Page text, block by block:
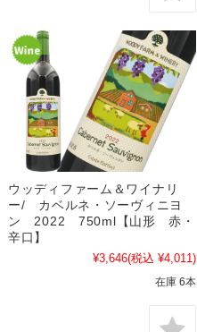
ウッディファーム＆ワイナリ
ー/ カベルネ・ソーヴィニヨ
ン 2022 750ml【山形 赤・
辛口】
¥3,646(税込 ¥4,011)
在庫 6本